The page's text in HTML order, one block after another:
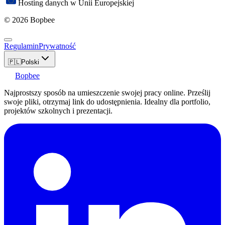
Hosting danych w Unii Europejskiej
© 2026 Bopbee
RegulaminPrywatność
🇵🇱Polski
Bopbee
Najprostszy sposób na umieszczenie swojej pracy online. Prześlij
swoje pliki, otrzymaj link do udostępnienia. Idealny dla portfolio,
projektów szkolnych i prezentacji.